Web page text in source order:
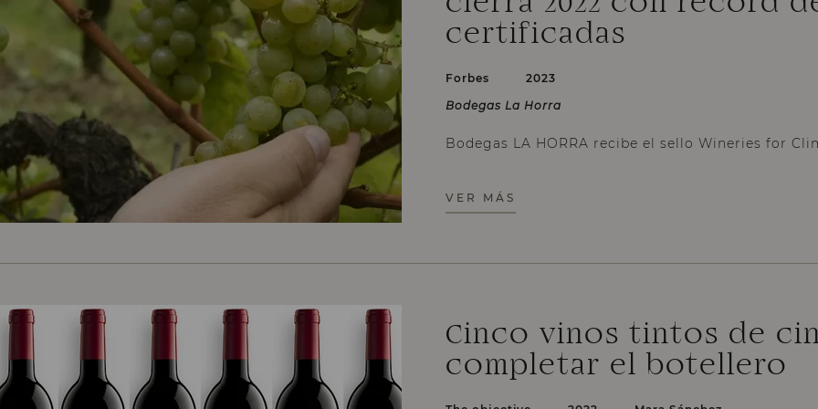
certificadas
Forbes
2023
Bodegas La Horra
Bodegas LA HORRA recibe el sello Wineries for
VER MÁS
Cinco vinos tintos de
completar el botellero